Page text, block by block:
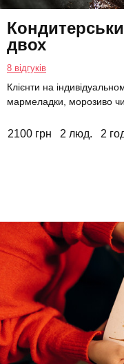
двох
8 відгуків
Клієнти на
мармеладки, морозиво чи
2100 грн 2 люд. 2